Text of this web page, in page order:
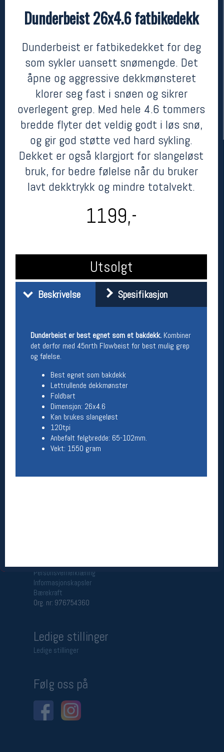
Dunderbeist 26x4.6 fatbikedekk
Dunderbeist er fatbikedekket for deg
som sykler uansett snømengde. Det
åpne og aggressive dekkmønsteret
klorer seg fast i snøen og sikrer
overlegent grep. Med hele 4.6 tommers
bredde flyter det veldig godt i løs snø,
og gir god støtte ved hard sykling.
Dekket er også klargjort for slangeløst
bruk, for bedre følelse når du bruker
lavt dekktrykk og mindre totalvekt.
1199,-
Utsolgt
Beskrivelse Spesifikasjon
Dunderbeist er best egnet som et bakdekk. Kombiner
det derfor med 45nrth Flowbeist for best mulig grep
og følelse.
Best egnet som bakdekk
Lettrullende dekkmønster
Foldbart
Dimensjon: 26x4.6
Kan brukes slangeløst
120tpi
Anbefalt felgbredde: 65-102mm.
Vekt: 1550 gram
kr 1199
(telefontid man-fredag klokken 10-13)
Kontakt oss
Man-Fredag:
11-18
Lørdag:
11-16
Team Oslo Sportslager
Magasinet
Medlemstilbud og aktiviteter
MELD DEG INN GRATIS
Åpningstider verkstedet
Lørdag:
11-16
Personsvernerklæring
Informasjonskapsler
Bærekraft
Org. nr: 976754360
Ledige stillinger
Ledige stillinger
Følg oss på